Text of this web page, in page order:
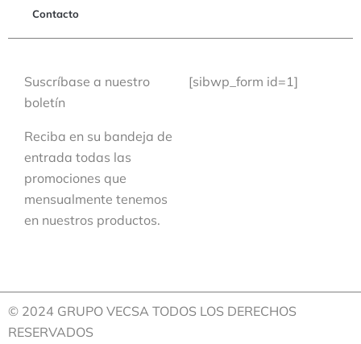
Contacto
Suscríbase a nuestro
boletín
Reciba en su bandeja de
entrada todas las
promociones que
mensualmente tenemos
en nuestros productos.
[sibwp_form id=1]
© 2024 GRUPO VECSA TODOS LOS DERECHOS
RESERVADOS